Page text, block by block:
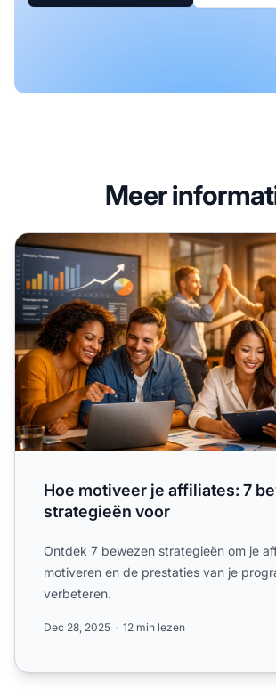
Meer
Hoe motiveer je affiliates: 7 bewezen
Hoe motiveer je affiliates: 7
strategieën voor
Ontdek 7 bewezen strategieën om je
motiveren en de prestaties van je
verbeteren.
Dec 28, 2025 12 min lezen